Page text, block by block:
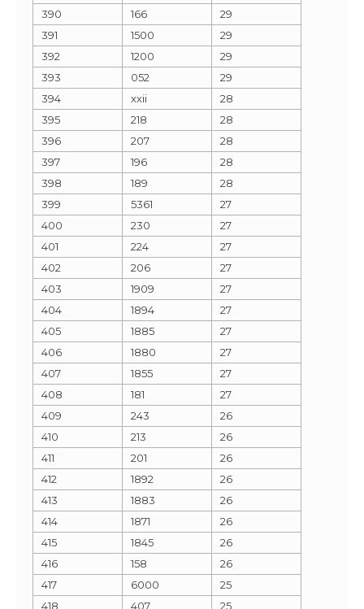
390
166
29
391
1500
29
392
1200
29
393
052
29
394
xxii
28
395
218
28
396
207
28
397
196
28
398
189
28
399
5361
27
400
230
27
401
224
27
402
206
27
403
1909
27
404
1894
27
405
1885
27
406
1880
27
407
1855
27
408
181
27
409
243
26
410
213
26
411
201
26
412
1892
26
413
1883
26
414
1871
26
415
1845
26
416
158
26
417
6000
25
418
407 25